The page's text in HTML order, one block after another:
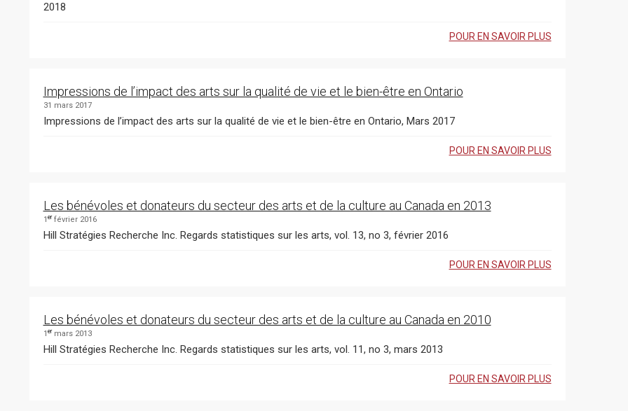
2018
POUR EN SAVOIR PLUS
Impressions de l’impact des arts sur la qualité de vie et le bien-être en Ontario
31 mars 2017
Impressions de l’impact des arts sur la qualité de vie et le bien-être en Ontario, Mars 2017
POUR EN SAVOIR PLUS
Les bénévoles et donateurs du secteur des arts et de la culture au Canada en 2013
1 erfévrier 2016
Hill Stratégies Recherche Inc. Regards statistiques sur les arts, vol. 13, no 3, février 2016
POUR EN SAVOIR PLUS
Les bénévoles et donateurs du secteur des arts et de la culture au Canada en 2010
1 ermars 2013
Hill Stratégies Recherche Inc. Regards statistiques sur les arts, vol. 11, no 3, mars 2013
POUR EN SAVOIR PLUS